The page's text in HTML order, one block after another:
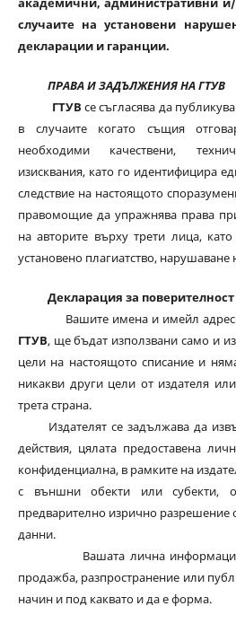
случаите на установени
декларации и гаранции.
ПРАВА И ЗАДЪЛЖЕНИЯ НА ГТУВ
ГТУВ се съгласява да
в случаите когато същия
необходими качествени,
изисквания, като го идентифицира
следствие на настоящото
правомощие да упражнява права
на авторите върху трети лица,
установено плагиатство, нарушаване
Декларация за поверителност
Вашите имена и имейл адреси,
ГТУВ, ще бъдат използвани само и
цели на настоящото списание и
никакви други цели от издателя
трета страна.
Издателят се задължава да
действия, цялата предоставена
конфиденциална, в рамките на
с външни обекти или субекти,
предварително изрично разрешение
данни.
Вашата лична информация
продажба, разпространение или
начин и под каквато и да е форма.